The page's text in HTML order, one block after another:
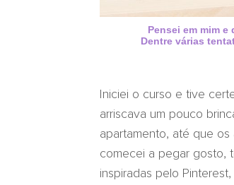
Pensei em mim
Dentre várias
Iniciei o curso e tive
arriscava um pouco
apartamento, até que
comecei a pegar gosto,
inspiradas pelo